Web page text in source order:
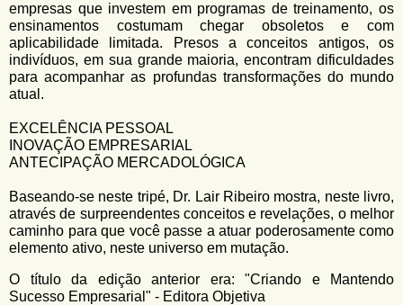
empresas que investem em programas de treinamento, os
ensinamentos costumam chegar obsoletos e com
aplicabilidade limitada. Presos a conceitos antigos, os
indivíduos, em sua grande maioria, encontram dificuldades
para acompanhar as profundas transformações do mundo
atual.
EXCELÊNCIA PESSOAL
INOVAÇÃO EMPRESARIAL
ANTECIPAÇÃO MERCADOLÓGICA
Baseando-se neste tripé, Dr. Lair Ribeiro mostra, neste livro,
através de surpreendentes conceitos e revelações, o melhor
caminho para que você passe a atuar poderosamente como
elemento ativo, neste universo em mutação.
O título da edição anterior era: "Criando e Mantendo
Sucesso Empresarial" - Editora Objetiva